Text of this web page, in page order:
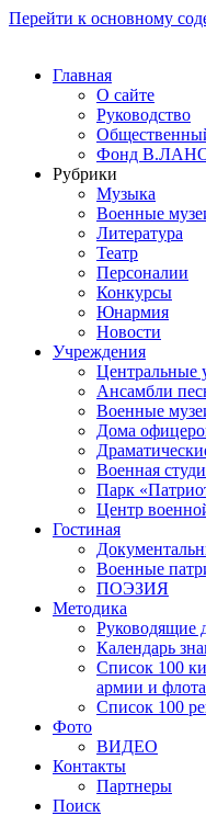
Перейти к основному
Главная
О сайте
Руководство
Фонд
Рубрики
Музыка
Военные
Литература
Театр
Персоналии
Конкурсы
Юнармия
Новости
Учреждения
Центральные
Ансамбли
Военные
Дома
Военная
Парк
Центр
Гостиная
Военные
ПОЭЗИЯ
Методика
Руководящие
Календарь
Список 100
армии и флота
Список 100
Фото
ВИДЕО
Контакты
Партнеры
Поиск